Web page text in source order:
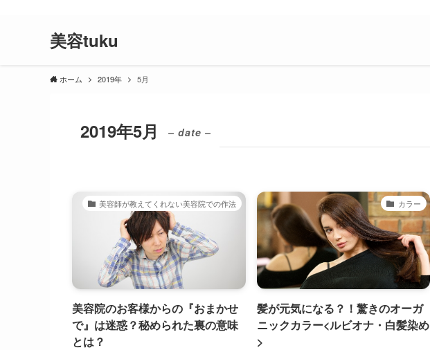
美容tuku
ホーム 2019年 5月
2019年5月 – date –
美容師が教えてくれない美容院での作法
美容院のお客様からの『おまかせ
で』は迷惑？秘められた裏の意味
とは？
カラー
髪が元気になる？！驚きのオーガ
ニックカラー<ルビオナ・白髪染め
>